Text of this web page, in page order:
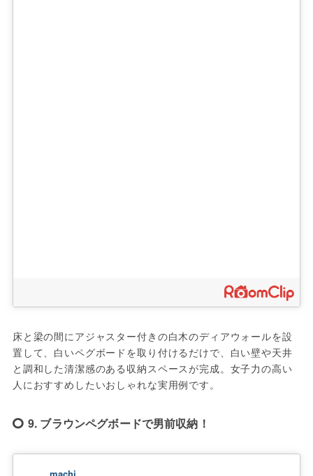
床と梁の間にアジャスター付きの白木のディアウォールを設
置して、白いペグボードを取り付けるだけで、白い壁や天井
と調和した清潔感のある収納スペースが完成。女子力の高い
人におすすめしたいおしゃれな実用例です。
9. ブラウンペグボードで男前収納！